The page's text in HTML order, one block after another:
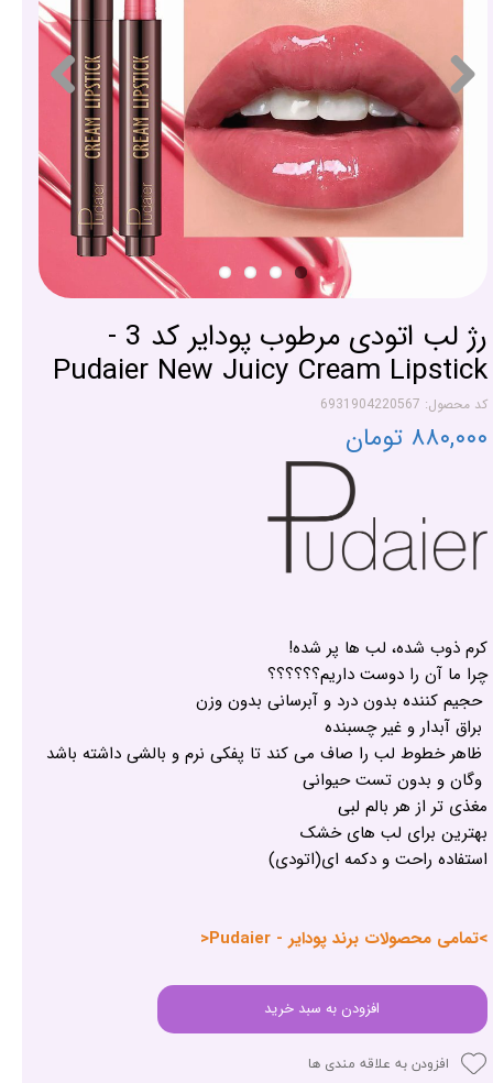
رژ لب اتودی مرطوب پودایر کد 3 -
Pudaier New Juicy Cream Lipstick
کد محصول: 6931904220567
۸۸۰,۰۰۰ تومان
کرم ذوب شده، لب ها پر شده!
چرا ما آن را دوست داریم؟؟؟؟؟؟
حجیم کننده بدون درد و آبرسانی بدون وزن
براق آبدار و غیر چسبنده
ظاهر خطوط لب را صاف می کند تا پفکی نرم و بالشی داشته باشد
وگان و بدون تست حیوانی
مغذی تر از هر بالم لبی
بهترین برای لب های خشک
استفاده راحت و دکمه ای(اتودی)
>تمامی محصولات برند پودایر - Pudaier<
افزودن به سبد خرید
افزودن به علاقه مندی ها